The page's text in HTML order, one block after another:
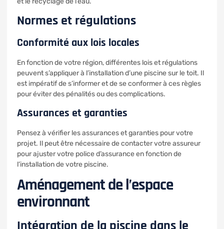
Normes et régulations
Conformité aux lois locales
En fonction de votre région, différentes lois et régulations
peuvent s’appliquer à l’installation d’une piscine sur le toit. Il
est impératif de s’informer et de se conformer à ces règles
pour éviter des pénalités ou des complications.
Assurances et garanties
Pensez à vérifier les assurances et garanties pour votre
projet. Il peut être nécessaire de contacter votre assureur
pour ajuster votre police d’assurance en fonction de
l’installation de votre piscine.
Aménagement de l’espace
environnant